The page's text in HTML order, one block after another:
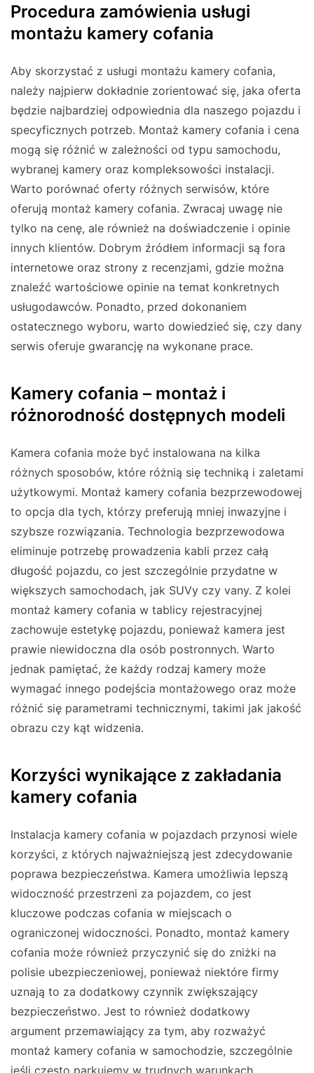
Procedura zamówienia usługi
montażu kamery cofania
Aby skorzystać z usługi montażu kamery cofania,
należy najpierw dokładnie zorientować się, jaka oferta
będzie najbardziej odpowiednia dla naszego pojazdu i
specyficznych potrzeb. Montaż kamery cofania i cena
mogą się różnić w zależności od typu samochodu,
wybranej kamery oraz kompleksowości instalacji.
Warto porównać oferty różnych serwisów, które
oferują montaż kamery cofania. Zwracaj uwagę nie
tylko na cenę, ale również na doświadczenie i opinie
innych klientów. Dobrym źródłem informacji są fora
internetowe oraz strony z recenzjami, gdzie można
znaleźć wartościowe opinie na temat konkretnych
usługodawców. Ponadto, przed dokonaniem
ostatecznego wyboru, warto dowiedzieć się, czy dany
serwis oferuje gwarancję na wykonane prace.
Kamery cofania – montaż i
różnorodność dostępnych modeli
Kamera cofania może być instalowana na kilka
różnych sposobów, które różnią się techniką i zaletami
użytkowymi. Montaż kamery cofania bezprzewodowej
to opcja dla tych, którzy preferują mniej inwazyjne i
szybsze rozwiązania. Technologia bezprzewodowa
eliminuje potrzebę prowadzenia kabli przez całą
długość pojazdu, co jest szczególnie przydatne w
większych samochodach, jak SUVy czy vany. Z kolei
montaż kamery cofania w tablicy rejestracyjnej
zachowuje estetykę pojazdu, ponieważ kamera jest
prawie niewidoczna dla osób postronnych. Warto
jednak pamiętać, że każdy rodzaj kamery może
wymagać innego podejścia montażowego oraz może
różnić się parametrami technicznymi, takimi jak jakość
obrazu czy kąt widzenia.
Korzyści wynikające z zakładania
kamery cofania
Instalacja kamery cofania w pojazdach przynosi wiele
korzyści, z których najważniejszą jest zdecydowanie
poprawa bezpieczeństwa. Kamera umożliwia lepszą
widoczność przestrzeni za pojazdem, co jest
kluczowe podczas cofania w miejscach o
ograniczonej widoczności. Ponadto, montaż kamery
cofania może również przyczynić się do zniżki na
polisie ubezpieczeniowej, ponieważ niektóre firmy
uznają to za dodatkowy czynnik zwiększający
bezpieczeństwo. Jest to również dodatkowy
argument przemawiający za tym, aby rozważyć
montaż kamery cofania w samochodzie, szczególnie
jeśli często parkujemy w trudnych warunkach.